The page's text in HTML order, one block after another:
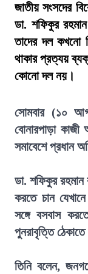
জাতীয় সংসদের
ডা. শফিকুর
তাদের দল কখনো
থাকার প্রত্যয়
কোনো দল নয়।
সোমবার (১০
বোনারপাড়া
সমাবেশে প্রধান
ডা. শফিকুর রহমান
করতে চান
সঙ্গে বসবাস
পুনরাবৃত্তি
তিনি বলেন,